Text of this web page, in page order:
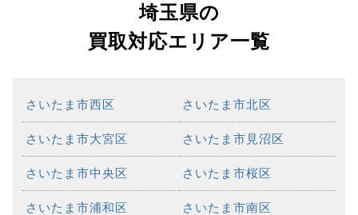
埼玉県の
買取対応エリア一覧
さいたま市西区 さいたま市北区
さいたま市大宮区 さいたま市見沼区
さいたま市中央区 さいたま市桜区
さいたま市浦和区 さいたま市南区